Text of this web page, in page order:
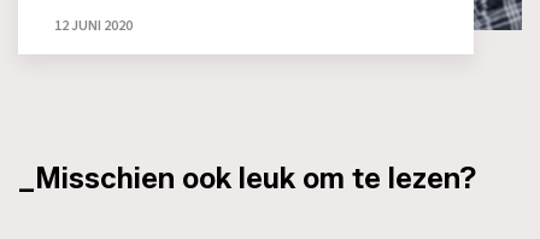
12 JUNI 2020
_Misschien ook leuk om te lezen?